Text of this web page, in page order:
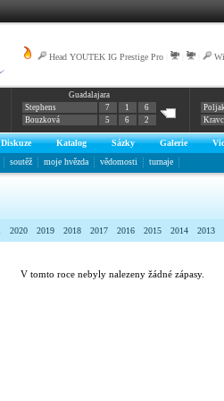
Head YOUTEK IG Prestige Pro
Guadalajara
Stephens
7 1
6
Bouzková
5 6 2
Diskuze Katalog Sázky Galerie
soutěž moje hvězda vědomosti turnaje
2020 2019 2018 2017 2016 2015 2014 2013
V tomto roce nebyly nalezeny žádné zápasy.